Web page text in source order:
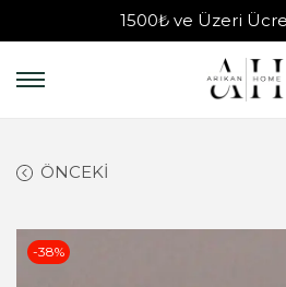
1500₺ ve Üzeri
ÖNCEKI
-38%